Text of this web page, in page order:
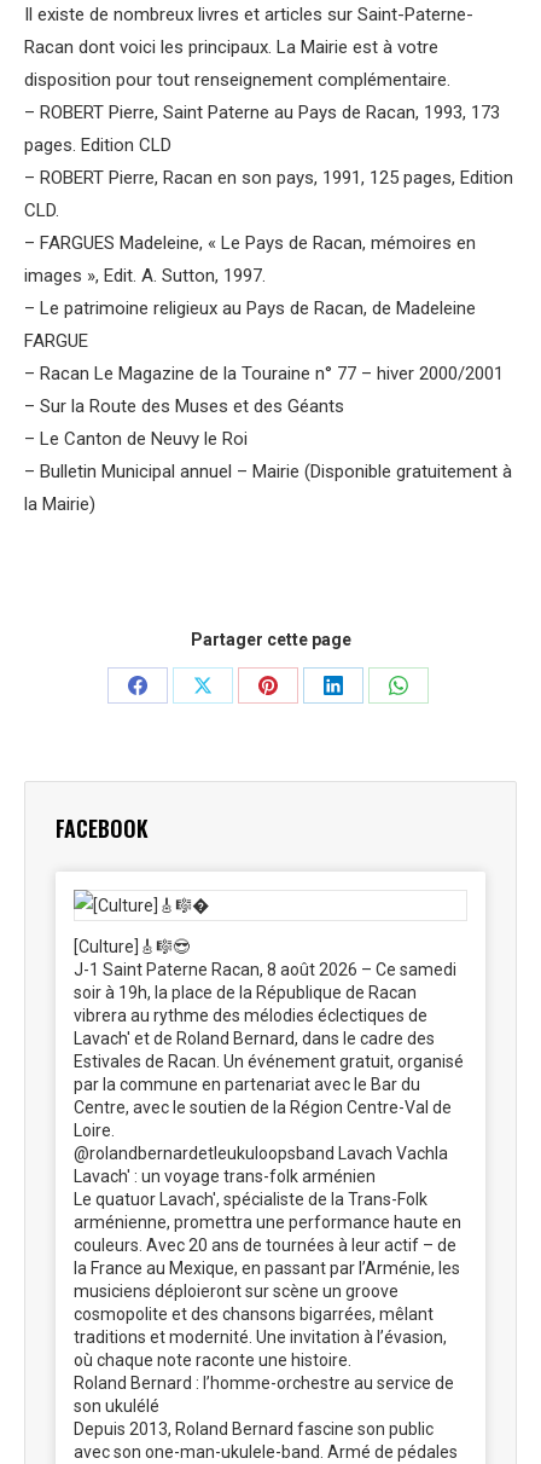
Il existe de nombreux livres et articles sur Saint-Paterne-
Racan dont voici les principaux. La Mairie est à votre
disposition pour tout renseignement complémentaire.
– ROBERT Pierre, Saint Paterne au Pays de Racan, 1993, 173
pages. Edition CLD
– ROBERT Pierre, Racan en son pays, 1991, 125 pages, Edition
CLD.
– FARGUES Madeleine, « Le Pays de Racan, mémoires en
images », Edit. A. Sutton, 1997.
– Le patrimoine religieux au Pays de Racan, de Madeleine
FARGUE
– Racan Le Magazine de la Touraine n° 77 – hiver 2000/2001
– Sur la Route des Muses et des Géants
– Le Canton de Neuvy le Roi
– Bulletin Municipal annuel – Mairie (Disponible gratuitement à
la Mairie)
Partager cette page
PartagerPartagerPartagerPartagerPartager
FACEBOOK
[Culture]🎸🎼😎
J-1 Saint Paterne Racan, 8 août 2026 – Ce samedi
soir à 19h, la place de la République de Racan
vibrera au rythme des mélodies éclectiques de
Lavach' et de Roland Bernard, dans le cadre des
Estivales de Racan. Un événement gratuit, organisé
par la commune en partenariat avec le Bar du
Centre, avec le soutien de la Région Centre-Val de
Loire.
@rolandbernardetleukuloopsband Lavach Vachla
Lavach' : un voyage trans-folk arménien
Le quatuor Lavach', spécialiste de la Trans-Folk
arménienne, promettra une performance haute en
couleurs. Avec 20 ans de tournées à leur actif – de
la France au Mexique, en passant par l’Arménie, les
musiciens déploieront sur scène un groove
cosmopolite et des chansons bigarrées, mêlant
traditions et modernité. Une invitation à l’évasion,
où chaque note raconte une histoire.
Roland Bernard : l’homme-orchestre au service de
son ukulélé
Depuis 2013, Roland Bernard fascine son public
avec son one-man-ukulele-band. Armé de pédales